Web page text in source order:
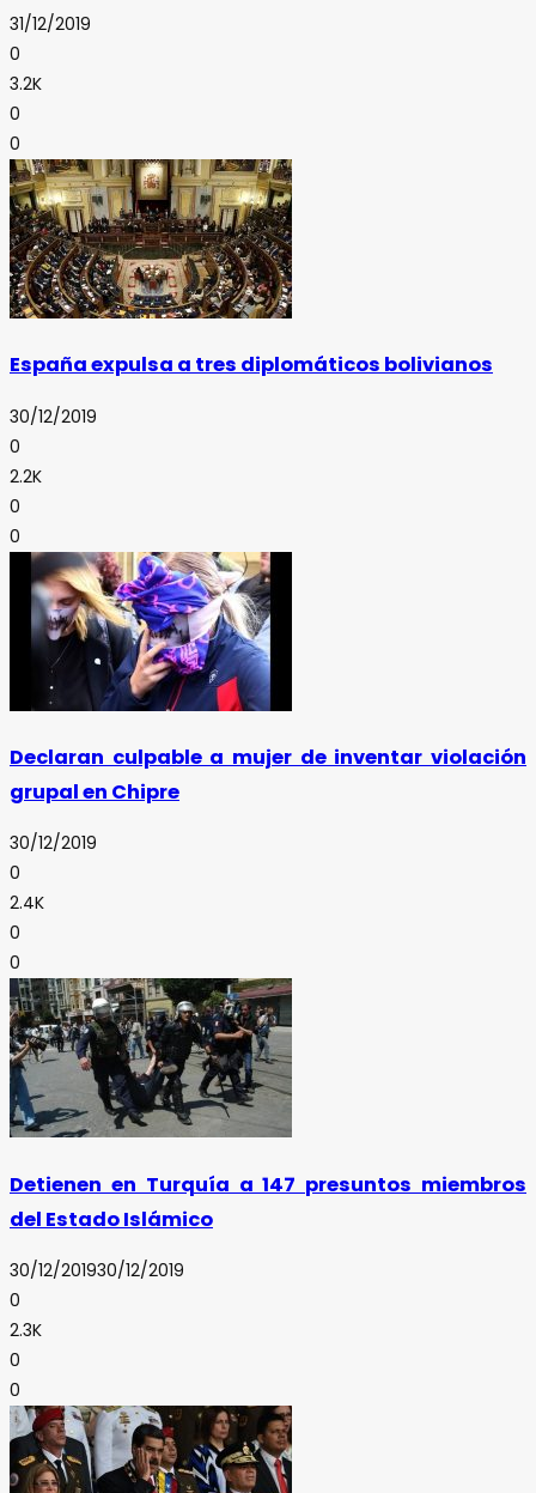
31/12/2019
0
3.2K
0
0
España expulsa a tres diplomáticos bolivianos
30/12/2019
0
2.2K
0
0
Declaran culpable a mujer de inventar violación
grupal en Chipre
30/12/2019
0
2.4K
0
0
Detienen en Turquía a 147 presuntos miembros
del Estado Islámico
30/12/201930/12/2019
0
2.3K
0
0